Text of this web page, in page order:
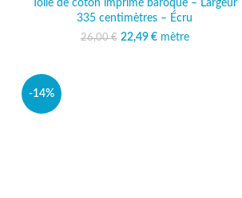
Toile de coton imprimé baroque – Largeur
335 centimètres – Écru
26,00€
Le prix initial était :
22,49 € Le prix actuel est :
mètre
-14%